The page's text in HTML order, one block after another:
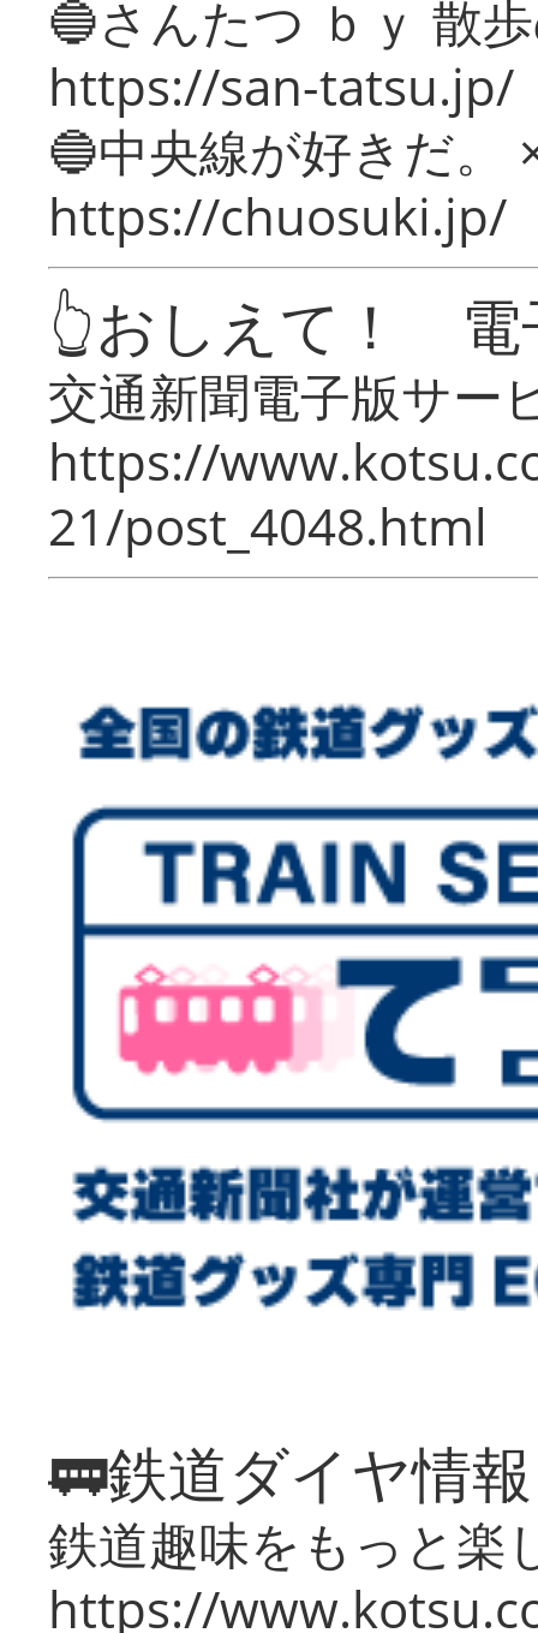
🔵さんたつ ｂｙ 散
https://san-tatsu.jp/
🔵中央線が好きだ。
https://chuosuki.jp/
👆おしえて！ 電
交通新聞電子版サー
https://
21/post_4048.html
🚃鉄道ダイヤ情
鉄道趣味をもっと楽
https://